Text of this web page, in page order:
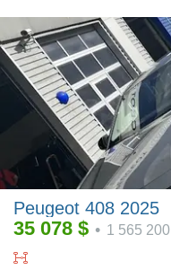
Peugeot 408 2025
35 078 $ • 1 565 200